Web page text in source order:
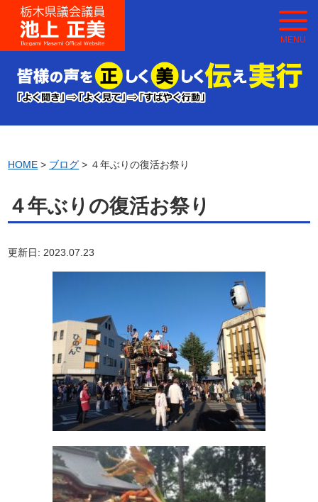
MENU
HOME > ブログ > ４年ぶりの復活お祭り
４年ぶりの復活お祭り
更新日: 2023.07.23